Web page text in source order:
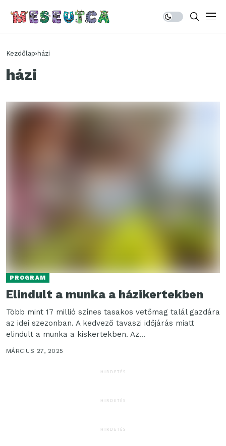
Kezdőlap házi
házi
PROGRAM
Elindult a munka a házikertekben
Több mint 17 millió színes tasakos vetőmag talál gazdára
az idei szezonban. A kedvező tavaszi időjárás miatt
elindult a munka a kiskertekben. Az...
MÁRCIUS 27, 2025
HIRDETÉS
HIRDETÉS
HIRDETÉS